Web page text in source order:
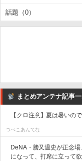
話題（0）
まとめアンテナ記事
【クロ注意】夏は暑いの
つべこあんてな
DeNA・勝又温史が正念
になって、打席に立って欲